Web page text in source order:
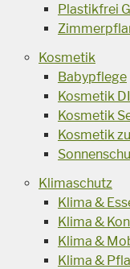
Plastikfrei
Kosmetik
Babypflege
Kosmetik
Kosmetik
Kosmetik
Klimaschutz
Klima &
Klima &
Klima &
Klima &